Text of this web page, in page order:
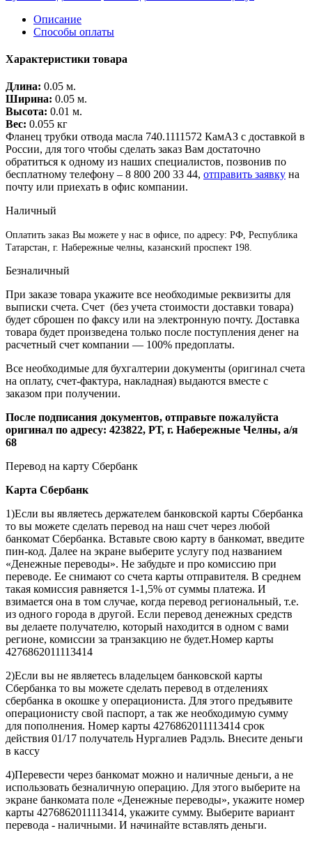
Описание
Способы оплаты
Характеристики товара
Длина: 0.05 м.
Ширина: 0.05 м.
Высота: 0.01 м.
Вес: 0.055 кг
Фланец трубки отвода масла 740.1111572 КамАЗ с доставкой в
России, для того чтобы сделать заказ Вам достаточно
обратиться к одному из наших специалистов, позвонив по
бесплатному телефону – 8 800 200 33 44, отправить заявку на
почту или приехать в офис компании.
Наличный
Оплатить заказ Вы можете у нас в офисе, по адресу: РФ, Республика
Татарстан, г. Набережные челны, казанский проспект 198.
Безналичный
При заказе товара укажите все необходимые реквизиты для
выписки счета. Счет (без учета стоимости доставки товара)
будет сброшен по факсу или на электронную почту. Доставка
товара будет произведена только после поступления денег на
расчетный счет компании — 100% предоплаты.
Все необходимые для бухгалтерии документы (оригинал счета
на оплату, счет-фактура, накладная) выдаются вместе с
заказом при получении.
После подписания документов, отправьте пожалуйста
оригинал по адресу: 423822, РТ, г. Набережные Челны, а/я
68
Перевод на карту Сбербанк
Карта Сбербанк
1)Если вы являетесь держателем банковской карты Сбербанка
то вы можете сделать перевод на наш счет через любой
банкомат Сбербанка. Вставьте свою карту в банкомат, введите
пин-код. Далее на экране выберите услугу под названием
«Денежные переводы». Не забудьте и про комиссию при
переводе. Ее снимают со счета карты отправителя. В среднем
такая комиссия равняется 1-1,5% от суммы платежа. И
взимается она в том случае, когда перевод региональный, т.е.
из одного города в другой. Если перевод денежных средств
вы делаете получателю, который находится в одном с вами
регионе, комиссии за транзакцию не будет.Номер карты
4276862011113414
2)Если вы не являетесь владельцем банковской карты
Сбербанка то вы можете сделать перевод в отделениях
сбербанка в окошке у операциониста. Для этого предъявите
операционисту свой паспорт, а так же необходимую сумму
для пополнения. Номер карты 4276862011113414 срок
действия 01/17 получатель Нургалиев Радэль. Внесите деньги
в кассу
4)Перевести через банкомат можно и наличные деньги, а не
использовать безналичную операцию. Для этого выберите на
экране банкомата поле «Денежные переводы», укажите номер
карты 4276862011113414, укажите сумму. Выберите вариант
перевода - наличными. И начинайте вставлять деньги.